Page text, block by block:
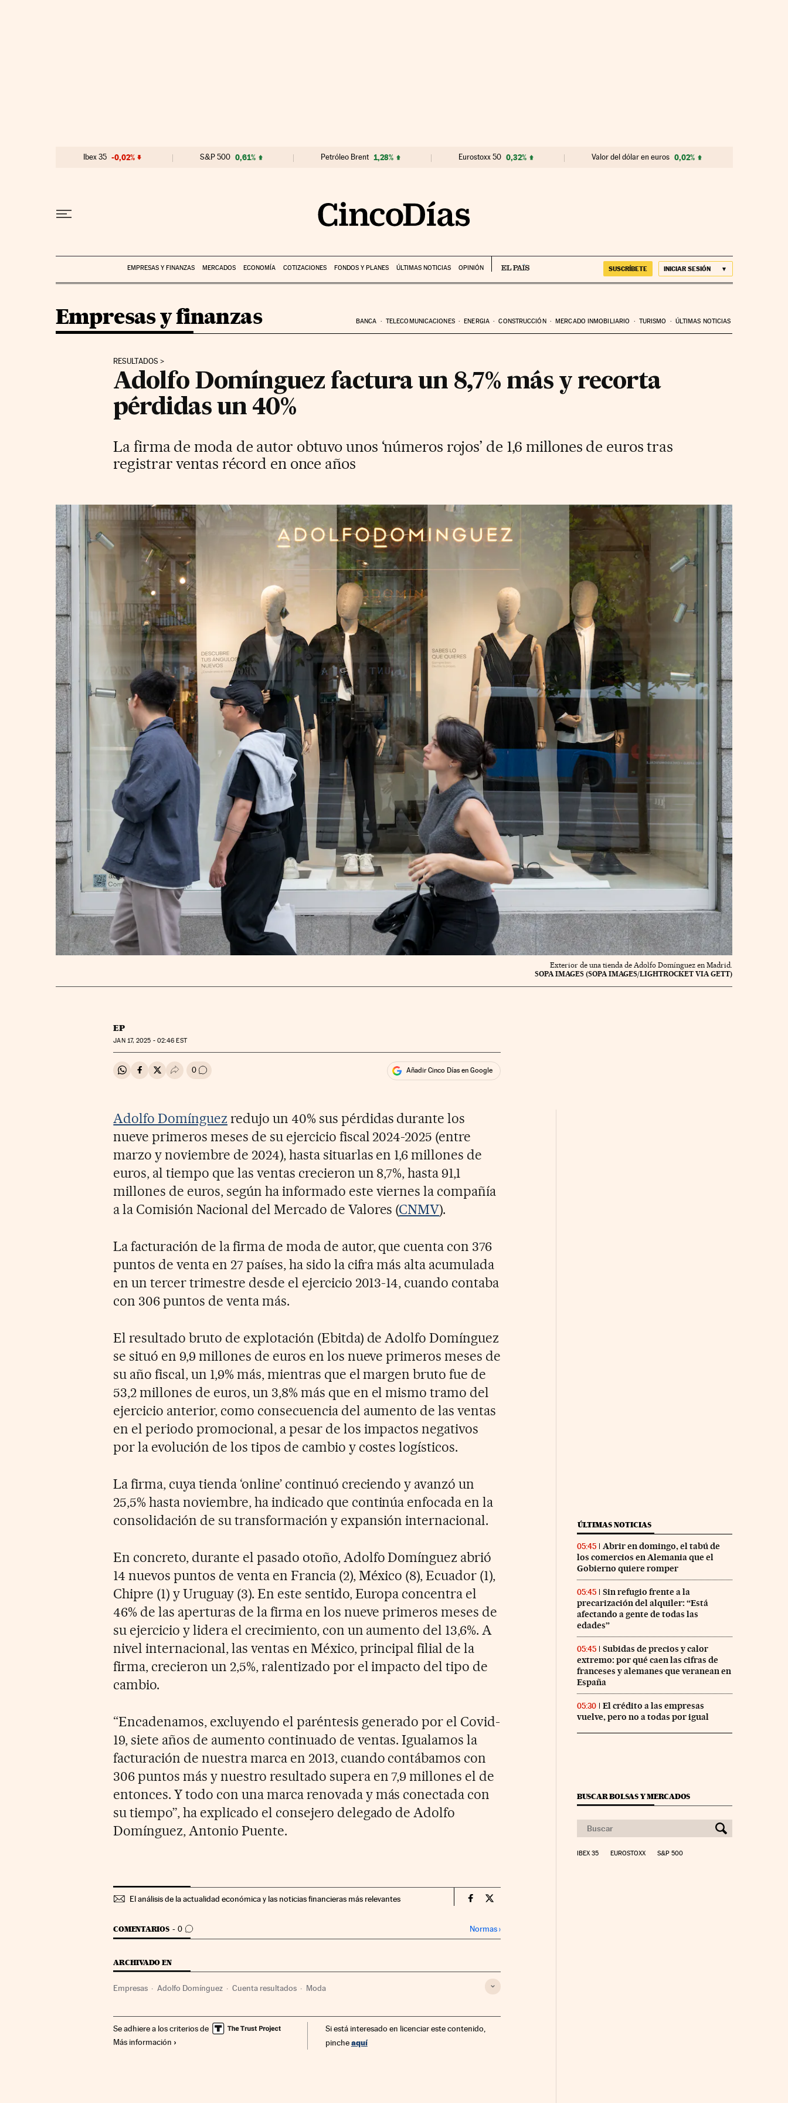
Ibex 35 -0,02% S&P 500 0,61% Petróleo Brent 1,28% Eurostoxx 50 0,32% Valor del dólar en euros 0,02%
EMPRESAS Y FINANZAS MERCADOS ECONOMÍA COTIZACIONES FONDOS Y PLANES ÚLTIMAS NOTICIAS OPINIÓN SUSCRÍBETE INICIAR SESIÓN
Empresas y finanzas BANCA TELECOMUNICACIONES ENERGIA CONSTRUCCIÓN MERCADO INMOBILIARIO TURISMO ÚLTIMAS NOTICIAS
RESULTADOS
Adolfo Domínguez factura un 8,7% más y recorta
pérdidas un 40%
La firma de moda de autor obtuvo unos ‘números rojos’ de 1,6 millones de euros tras
registrar ventas récord en once años
Exterior de una tienda de Adolfo Domínguez en Madrid.
SOPA IMAGES (SOPA IMAGES/LIGHTROCKET VIA GETT)
EP
JAN17, 2025 - 02:46 EST
Compartir en Whatsapp
Compartir en Facebook
Compartir en Twitter
Desplegar Redes Sociales
0 Ir a los comentarios Añadir Cinco Días en Google
Adolfo Domínguez redujo un 40% sus pérdidas durante los
nueve primeros meses de su ejercicio fiscal 2024-2025 (entre
marzo y noviembre de 2024), hasta situarlas en 1,6 millones de
euros, al tiempo que las ventas crecieron un 8,7%, hasta 91,1
millones de euros, según ha informado este viernes la compañía
a la Comisión Nacional del Mercado de Valores (CNMV).
La facturación de la firma de moda de autor, que cuenta con 376
puntos de venta en 27 países, ha sido la cifra más alta acumulada
en un tercer trimestre desde el ejercicio 2013-14, cuando contaba
con 306 puntos de venta más.
El resultado bruto de explotación (Ebitda) de Adolfo Domínguez
se situó en 9,9 millones de euros en los nueve primeros meses de
su año fiscal, un 1,9% más, mientras que el margen bruto fue de
53,2 millones de euros, un 3,8% más que en el mismo tramo del
ejercicio anterior, como consecuencia del aumento de las ventas
en el periodo promocional, a pesar de los impactos negativos
por la evolución de los tipos de cambio y costes logísticos.
La firma, cuya tienda ‘online’ continuó creciendo y avanzó un
25,5% hasta noviembre, ha indicado que continúa enfocada en la
consolidación de su transformación y expansión internacional.
En concreto, durante el pasado otoño, Adolfo Domínguez abrió
14 nuevos puntos de venta en Francia (2), México (8), Ecuador (1),
Chipre (1) y Uruguay (3). En este sentido, Europa concentra el
46% de las aperturas de la firma en los nueve primeros meses de
su ejercicio y lidera el crecimiento, con un aumento del 13,6%. A
nivel internacional, las ventas en México, principal filial de la
firma, crecieron un 2,5%, ralentizado por el impacto del tipo de
cambio.
“Encadenamos, excluyendo el paréntesis generado por el Covid-
19, siete años de aumento continuado de ventas. Igualamos la
facturación de nuestra marca en 2013, cuando contábamos con
306 puntos más y nuestro resultado supera en 7,9 millones el de
entonces. Y todo con una marca renovada y más conectada con
su tiempo”, ha explicado el consejero delegado de Adolfo
Domínguez, Antonio Puente.
El análisis de la actualidad económica y las noticias financieras más relevantes Companias Cinco Días en Facebook
Companias Cinco Días en Twitter
COMENTARIOS 0
IR A LOS COMENTARIOS Normas›
ARCHIVADO EN
Empresas Adolfo Domínguez Cuenta resultados Moda
Se adhiere a los criterios de
Más información
Si está interesado en licenciar este contenido,
pincheaquí
ÚLTIMAS NOTICIAS
05:45
Abrir en domingo, el tabú de
los comercios en Alemania que el
Gobierno quiere romper
05:45
Sin refugio frente a la
precarización del alquiler: “Está
afectando a gente de todas las
edades”
05:45
Subidas de precios y calor
extremo: por qué caen las cifras de
franceses y alemanes que veranean en
España
05:30
El crédito a las empresas
vuelve, pero no a todas por igual
BUSCAR BOLSAS Y MERCADOS
IBEX 35 EUROSTOXX S&P 500